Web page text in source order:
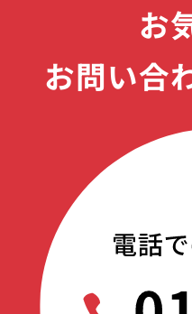
お
お問い合